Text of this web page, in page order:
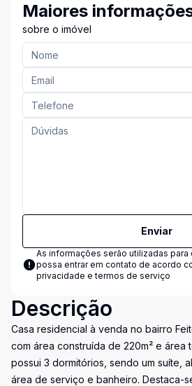
Maiores
sobre o imóvel
Enviar
As informações serão utilizadas para
possa entrar em contato de acordo
privacidade e termos de serviço
Descrição
Casa residencial à venda no bairro
com área construída de 220m² e área
possui 3 dormitórios, sendo um suíte,
área de serviço e banheiro. Destaca-